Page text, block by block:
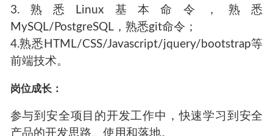
3.熟悉Linux基本命令，熟悉
MySQL/PostgreSQL，熟悉git命令；
4.熟悉HTML/CSS/Javascript/jquery/bootstrap等
前端技术。
岗位成长：
参与到安全项目的开发工作中，快速学习到安全
产品的开发思路、使用和落地。